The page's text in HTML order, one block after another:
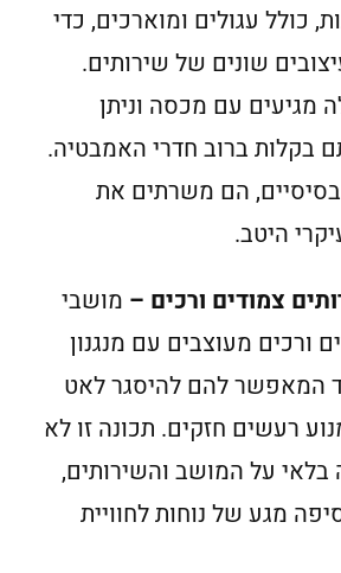
כולל עגולים ומוארכים, כדי
שונים של שירותים.
מגיעים עם מכסה וניתן
בקלות ברוב חדרי האמבטיה.
הם משרתים את
היטב.
צמודים ורכים – מושבי
ורכים מעוצבים עם מנגנון
המאפשר להם להיסגר לאט
רעשים חזקים. תכונה זו לא
על המושב והשירותים,
מגע של נוחות לחוויית